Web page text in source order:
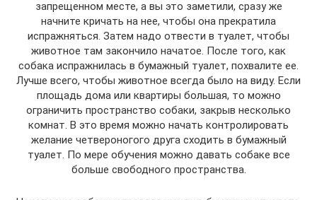
запрещенном месте, а вы это заметили, сразу же
начните кричать на нее, чтобы она прекратила
испражняться. Затем надо отвести в туалет, чтобы
животное там закончило начатое. После того, как
собака испражнилась в бумажный туалет, похвалите ее.
Лучше всего, чтобы животное всегда было на виду. Если
площадь дома или квартиры большая, то можно
ограничить пространство собаки, закрыв несколько
комнат. В это время можно начать контролировать
желание четвероногого друга сходить в бумажный
туалет. По мере обучения можно давать собаке все
больше свободного пространства.